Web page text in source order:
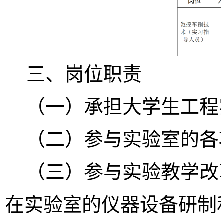
三、岗位职责
（一）承担大学生工
（二）参与实验室的
（三）参与实验教学
在实验室的仪器设备研